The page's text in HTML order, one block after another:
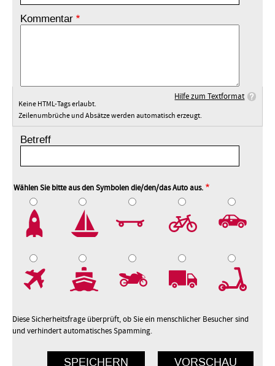
Kommentar
Hilfe zum Textformat
Keine HTML-Tags erlaubt.
Zeilenumbrüche und Absätze werden automatisch erzeugt.
Betreff
Wählen Sie bitte aus den Symbolen die/den/das Auto aus.
Diese Sicherheitsfrage überprüft, ob Sie ein menschlicher Besucher sind
und verhindert automatisches Spamming.